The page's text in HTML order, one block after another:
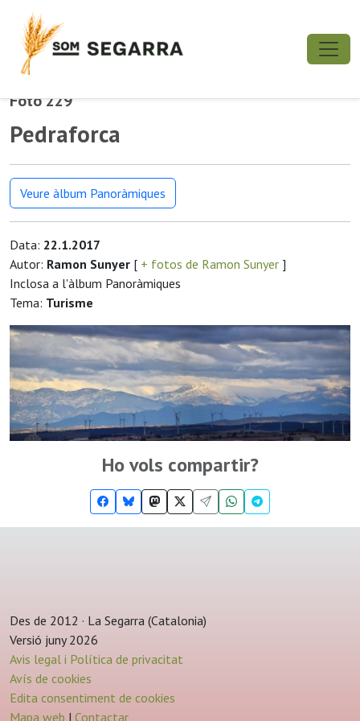
Foto 229
Pedraforca
Veure àlbum Panoràmiques
Data: 22.1.2017
Autor: Ramon Sunyer [ + fotos de Ramon Sunyer ]
Inclosa a l'àlbum Panoràmiques
Tema: Turisme
Ho vols compartir?
Des de 2012 · La Segarra (Catalonia)
Versió juny 2026
Avis legal i Política de privacitat
Avís de cookies
Edita consentiment de cookies
Mapa web | Contactar